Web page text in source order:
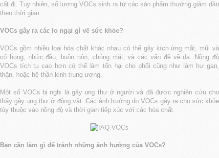
cất đi. Tuy nhiên, số lượng VOCs sinh ra từ các sản phẩm thường giảm dần
theo thời gian.
VOCs gây ra các lo ngại gì về sức khỏe?
VOCs gồm nhiều loại hóa chất khác nhau có thể gây kích ứng mắt, mũi và
cổ họng, nhức đầu, buồn nôn, chóng mặt, và các vấn đề về da. Nồng độ
VOCs tích tụ cao hơn có thể làm tổn hại cho phổi cũng như làm hư gan,
thận, hoặc hệ thần kinh trung ương.
Một số VOCs bị nghi là gây ung thư ở người và đã được nghiên cứu cho
thấy gây ung thư ở động vật. Các ảnh hưởng do VOCs gây ra cho sức khỏe
tùy thuộc vào nồng độ và thời gian tiếp xúc với các hóa chất.
Bạn cần làm gì để tránh những ảnh hưởng của VOCs?